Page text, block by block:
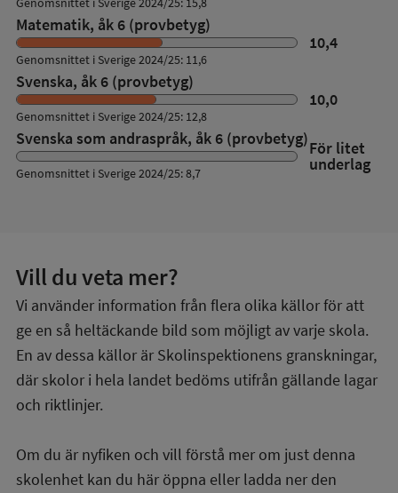
Matematik, åk 6 (provbetyg)
10,4
Genomsnittet i Sverige 2024/25: 11,6
Svenska, åk 6 (provbetyg)
10,0
Genomsnittet i Sverige 2024/25: 12,8
Svenska som andraspråk, åk 6 (provbetyg)För litet
underlag
Genomsnittet i Sverige 2024/25: 8,7
Vill du veta mer?
Vi använder information från flera olika källor för att
ge en så heltäckande bild som möjligt av varje skola.
En av dessa källor är Skolinspektionens granskningar,
där skolor i hela landet bedöms utifrån gällande lagar
och riktlinjer.
Om du är nyfiken och vill förstå mer om just denna
skolenhet kan du här öppna eller ladda ner den